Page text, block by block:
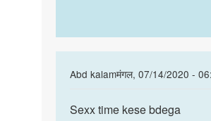
Abd kalamमंगल, 07/14/2020 -
In
to
Sexx
Sexx time kese bdega